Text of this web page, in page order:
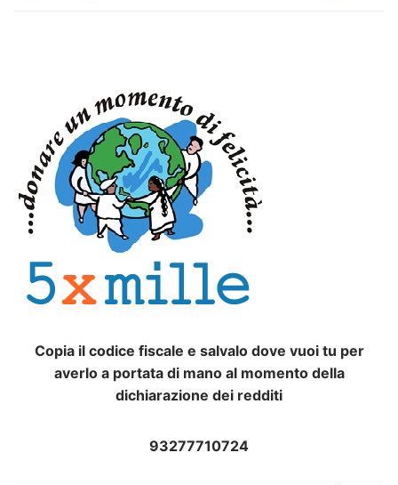
Copia il codice fiscale e salvalo dove vuoi tu per
averlo a portata di mano al momento della
dichiarazione dei redditi
93277710724